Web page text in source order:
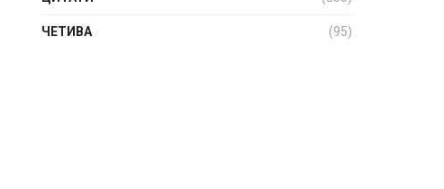
ЧЕТИВА (95)